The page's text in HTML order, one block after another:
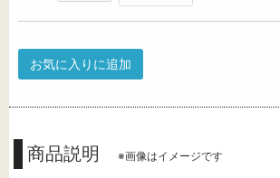
お気に入りに追加
商品説明 ※画像はイメージです